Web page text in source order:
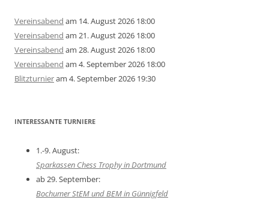
Vereinsabend am 14. August 2026 18:00
Vereinsabend am 21. August 2026 18:00
Vereinsabend am 28. August 2026 18:00
Vereinsabend am 4. September 2026 18:00
Blitzturnieram 4. September 2026 19:30
INTERESSANTE TURNIERE
1.-9. August:
Sparkassen Chess Trophy in Dortmund
ab 29. September:
Bochumer StEM und BEM in Günnigfeld